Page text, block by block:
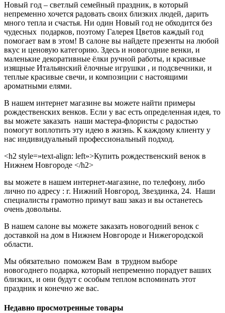
Новый год – светлый семейный праздник, в который
непременно хочется радовать своих близких людей, дарить
много тепла и счастья. Ни один Новый год не обходится без
чудесных подарков, поэтому Галерея Цветов каждый год
помогает вам в этом! В салоне вы найдете презенты на любой
вкус и ценовую категорию. Здесь и новогодние венки, и
маленькие декоративные ёлки ручной работы, и красивые
изящные Итальянский ёлочные игрушки , и подсвечники, и
теплые красивые свечи, и композиции с настоящими
ароматными елями.
В нашем интернет магазине вы можете найти примеры
рождественских венков. Если у вас есть определенная идея, то
вы можете заказать наши мастера-флористы с радостью
помогут воплотить эту идею в жизнь. К каждому клиенту у
нас индивидуальный профессиональный подход.
<h2 style=»text-align: left»>Купить рождественский венок в
Нижнем Новгороде </h2>
вы можете в нашем интернет-магазине, по телефону, либо
лично по адресу : г. Нижний Новгород, Звездинка, 24. Наши
специалисты грамотно примут ваш заказ и вы останетесь
очень довольны.
В нашем салоне вы можете заказать новогодний венок с
доставкой на дом в Нижнем Новгороде и Нижегородской
области.
Мы обязательно поможем Вам в трудном выборе
новогоднего подарка, который непременно порадует ваших
близких, и они будут с особым теплом вспоминать этот
праздник и конечно же вас.
Недавно просмотренные товары